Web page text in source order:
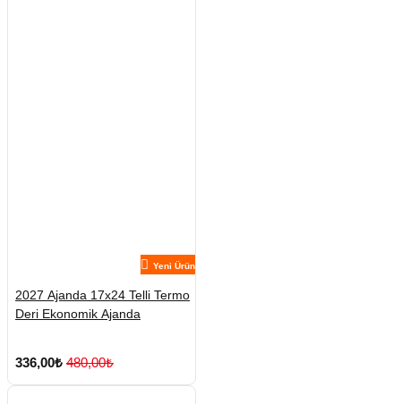
Yeni Ürün
2027 Ajanda 17x24 Telli Termo
Deri Ekonomik Ajanda
336,00₺ 480,00₺